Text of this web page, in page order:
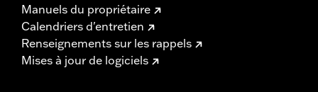
Manuels du propriétaire
Calendriers d'entretien
Renseignements sur les rappels
Mises à jour de logiciels